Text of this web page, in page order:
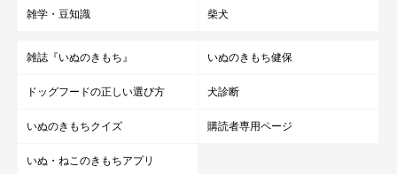
雑学・豆知識 柴犬
雑誌『いぬのきもち』 いぬのきもち健保
ドッグフードの正しい選び方 犬診断
いぬのきもちクイズ 購読者専用ページ
いぬ・ねこのきもちアプリ